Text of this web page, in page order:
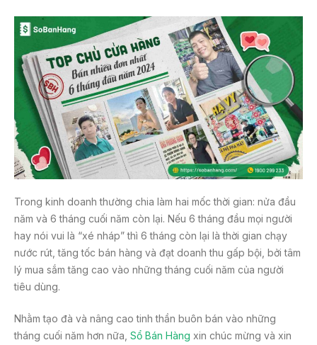
o
k
Trong kinh doanh thường chia làm hai mốc thời gian: nửa đầu
năm và 6 tháng cuối năm còn lại. Nếu 6 tháng đầu mọi người
hay nói vui là “xé nháp” thì 6 tháng còn lại là thời gian chạy
nước rút, tăng tốc bán hàng và đạt doanh thu gấp bội, bởi tâm
lý mua sắm tăng cao vào những tháng cuối năm của người
tiêu dùng.
Nhằm tạo đà và nâng cao tinh thần buôn bán vào những
tháng cuối năm hơn nữa, Sổ Bán Hàng xin chúc mừng và xin